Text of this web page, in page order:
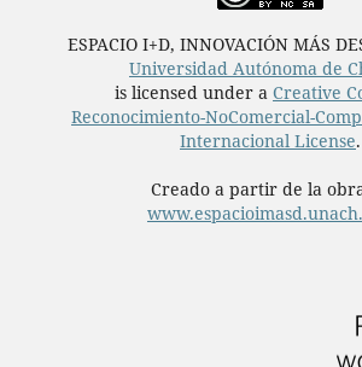
ESPACIO I+D, INNOVACIÓN MÁS
Universidad Autónoma de
is licensed under a Creative
Reconocimiento-NoComercial-
Internacional License.
Creado a partir de la